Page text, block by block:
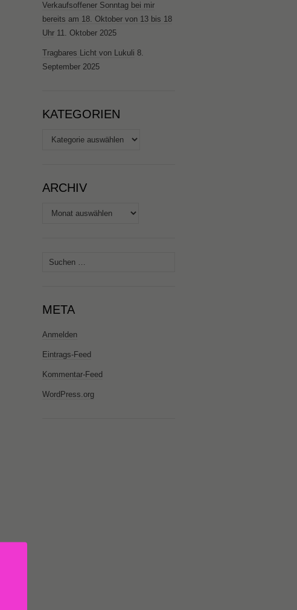
Verkaufsoffener Sonntag bei mir
bereits am 18. Oktober von 13 bis 18
Uhr 11. Oktober 2025
Tragbares Licht von Lukuli 8.
September 2025
KATEGORIEN
Kategorien
ARCHIV
Archiv
Suchen
META
Anmelden
Eintrags-Feed
Kommentar-Feed
WordPress.org